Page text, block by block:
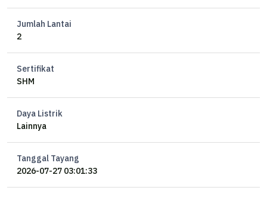
*
Jumlah Lantai
2
Sertifikat
SHM
Daya Listrik
Lainnya
Tanggal Tayang
2026-07-27 03:01:33